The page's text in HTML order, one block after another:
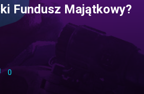
Fundusz Majątkowy?
0